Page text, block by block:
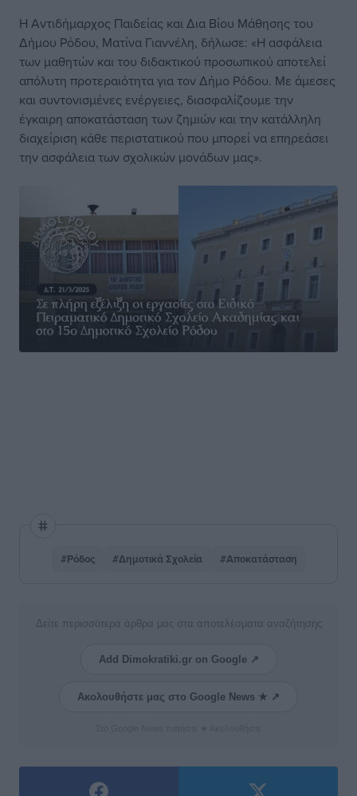
Η Αντιδήμαρχος Παιδείας και Δια Βίου Μάθησης του
Δήμου Ρόδου, Ματίνα Γιαννέλη, δήλωσε: «Η ασφάλεια
των μαθητών και του διδακτικού προσωπικού αποτελεί
απόλυτη προτεραιότητα για τον Δήμο Ρόδου. Με άμεσες
και συντονισμένες ενέργειες, διασφαλίζουμε την
έγκαιρη αποκατάσταση των ζημιών και την κατάλληλη
διαχείριση κάθε περιστατικού που μπορεί να επηρεάσει
την ασφάλεια των σχολικών μονάδων μας».
#Ρόδος #Δημοτικά Σχολεία #Αποκατάσταση
Δείτε περισσότερα άρθρα μας στα αποτελέσματα αναζήτησης
Add Dimokratiki.gr on Google ↗
Ακολουθήστε μας στο Google News ★ ↗